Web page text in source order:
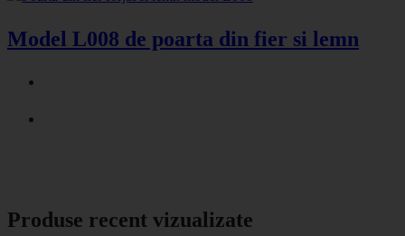
Model L008 de poarta din fier si lemn
Produse recent vizualizate